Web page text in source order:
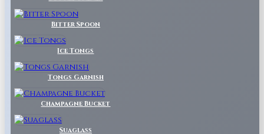
Bitter Spoon
Ice Tongs
Tongs Garnish
Champagne Bucket
Suaglass